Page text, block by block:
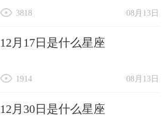
08月13日
3818
12月17日是什么星座
08月13日
1914
12月30日是什么星座